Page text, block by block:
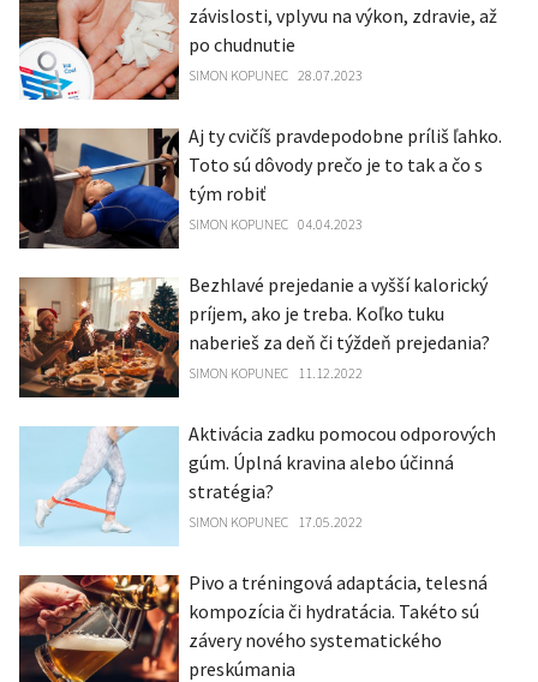
závislosti, vplyvu na výkon, zdravie, až
po chudnutie
SIMON KOPUNEC 28.07.2023
Aj ty cvičíš pravdepodobne príliš ľahko.
Toto sú dôvody prečo je to tak a čo s
tým robiť
SIMON KOPUNEC 04.04.2023
Bezhlavé prejedanie a vyšší kalorický
príjem, ako je treba. Koľko tuku
naberieš za deň či týždeň prejedania?
SIMON KOPUNEC 11.12.2022
Aktivácia zadku pomocou odporových
gúm. Úplná kravina alebo účinná
stratégia?
SIMON KOPUNEC 17.05.2022
Pivo a tréningová adaptácia, telesná
kompozícia či hydratácia. Takéto sú
závery nového systematického
preskúmania